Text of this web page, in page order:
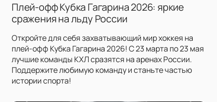
Плей-офф Кубка Гагарина 2026: яркие
сражения на льду России
Откройте для себя захватывающий мир хоккея на
плей-офф Кубка Гагарина 2026! С 23 марта по 23 мая
лучшие команды КХЛ сразятся на аренах России.
Поддержите любимую команду и станьте частью
истории спорта!